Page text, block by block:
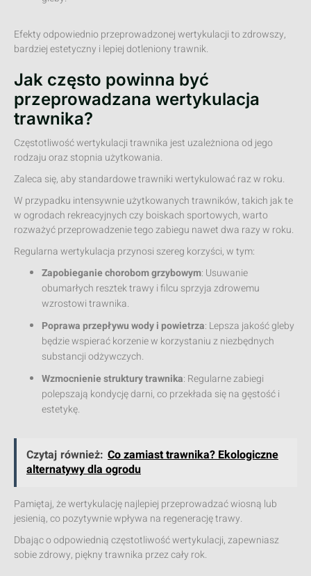
Efekty odpowiednio przeprowadzonej wertykulacji to zdrowszy,
bardziej estetyczny i lepiej dotleniony trawnik.
Jak często powinna być
przeprowadzana wertykulacja
trawnika?
Częstotliwość wertykulacji trawnika jest uzależniona od jego
rodzaju oraz stopnia użytkowania.
Zaleca się, aby standardowe trawniki wertykulować raz w roku.
W przypadku intensywnie użytkowanych trawników, takich jak te
w ogrodach rekreacyjnych czy boiskach sportowych, warto
rozważyć przeprowadzenie tego zabiegu nawet dwa razy w roku.
Regularna wertykulacja przynosi szereg korzyści, w tym:
Zapobieganie chorobom grzybowym: Usuwanie
obumarłych resztek trawy i filcu sprzyja zdrowemu
wzrostowi trawnika.
Poprawa przepływu wody i powietrza: Lepsza jakość gleby
będzie wspierać korzenie w korzystaniu z niezbędnych
substancji odżywczych.
Wzmocnienie struktury trawnika: Regularne zabiegi
polepszają kondycję darni, co przekłada się na gęstość i
estetykę.
Czytaj również: Co zamiast trawnika? Ekologiczne
alternatywy dla ogrodu
Pamiętaj, że wertykulację najlepiej przeprowadzać wiosną lub
jesienią, co pozytywnie wpływa na regenerację trawy.
Dbając o odpowiednią częstotliwość wertykulacji, zapewniasz
sobie zdrowy, piękny trawnika przez cały rok.